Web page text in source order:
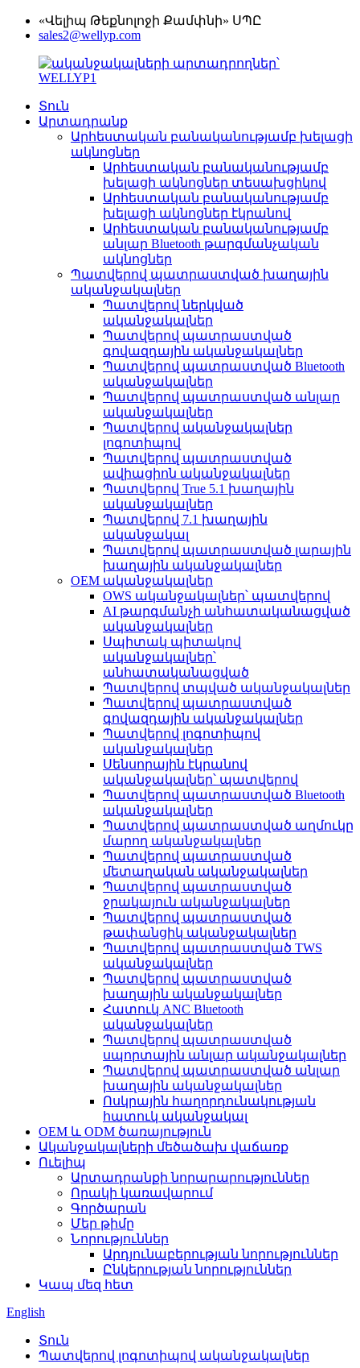
«Վելիպ Թեքնոլոջի Քամփնի» ՍՊԸ
sales2@wellyp.com
Տուն
Արտադրանք
Արհեստական ​​բանականությամբ խելացի
ակնոցներ
Արհեստական ​​բանականությամբ
խելացի ակնոցներ տեսախցիկով
Արհեստական ​​բանականությամբ
խելացի ակնոցներ էկրանով
Արհեստական ​​բանականությամբ
անլար Bluetooth թարգմանչական
ակնոցներ
Պատվերով պատրաստված խաղային
ականջակալներ
Պատվերով ներկված
ականջակալներ
Պատվերով պատրաստված
գովազդային ականջակալներ
Պատվերով պատրաստված Bluetooth
ականջակալներ
Պատվերով պատրաստված անլար
ականջակալներ
Պատվերով ականջակալներ
լոգոտիպով
Պատվերով պատրաստված
ավիացիոն ականջակալներ
Պատվերով True 5.1 խաղային
ականջակալներ
Պատվերով 7.1 խաղային
ականջակալ
Պատվերով պատրաստված լարային
խաղային ականջակալներ
OEM ականջակալներ
OWS ականջակալներ՝ պատվերով
AI թարգմանչի անհատականացված
ականջակալներ
Սպիտակ պիտակով
ականջակալներ՝
անհատականացված
Պատվերով տպված ականջակալներ
Պատվերով պատրաստված
գովազդային ականջակալներ
Պատվերով լոգոտիպով
ականջակալներ
Սենսորային էկրանով
ականջակալներ՝ պատվերով
Պատվերով պատրաստված Bluetooth
ականջակալներ
Պատվերով պատրաստված աղմուկը
մարող ականջակալներ
Պատվերով պատրաստված
մետաղական ականջակալներ
Պատվերով պատրաստված
ջրակայուն ականջակալներ
Պատվերով պատրաստված
թափանցիկ ականջակալներ
Պատվերով պատրաստված TWS
ականջակալներ
Պատվերով պատրաստված
խաղային ականջակալներ
Հատուկ ANC Bluetooth
ականջակալներ
Պատվերով պատրաստված
սպորտային անլար ականջակալներ
Պատվերով պատրաստված անլար
խաղային ականջակալներ
Ոսկրային հաղորդունակության
հատուկ ականջակալ
OEM և ODM ծառայություն
Ականջակալների մեծածախ վաճառք
Ուելիպ
Արտադրանքի նորարարություններ
Որակի կառավարում
Գործարան
Մեր թիմը
Նորություններ
Արդյունաբերության նորություններ
Ընկերության նորություններ
Կապ մեզ հետ
English
Տուն
Պատվերով լոգոտիպով ականջակալներ